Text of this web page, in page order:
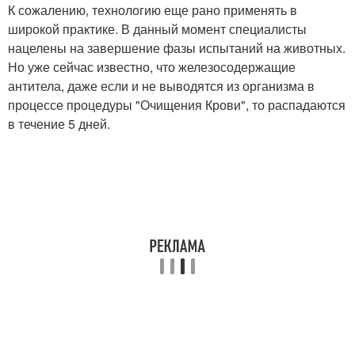
К сожалению, технологию еще рано применять в
широкой практике. В данный момент специалисты
нацелены на завершение фазы испытаний на животных.
Но уже сейчас известно, что железосодержащие
антитела, даже если и не выводятся из организма в
процессе процедуры "Очищения Крови", то распадаются
в течение 5 дней.